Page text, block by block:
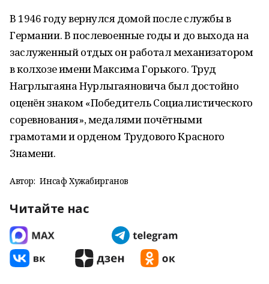
В 1946 году вернулся домой после службы в
Германии. В послевоенные годы и до выхода на
заслуженный отдых он работал механизатором
в колхозе имени Максима Горького. Труд
Нагрлыгаяна Нурлыгаяновича был достойно
оценён знаком «Победитель Социалистического
соревнования», медалями почётными
грамотами и орденом Трудового Красного
Знамени.
Автор: Инсаф Хужабирганов
Читайте нас